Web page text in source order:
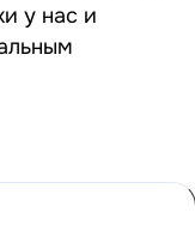
у нас и